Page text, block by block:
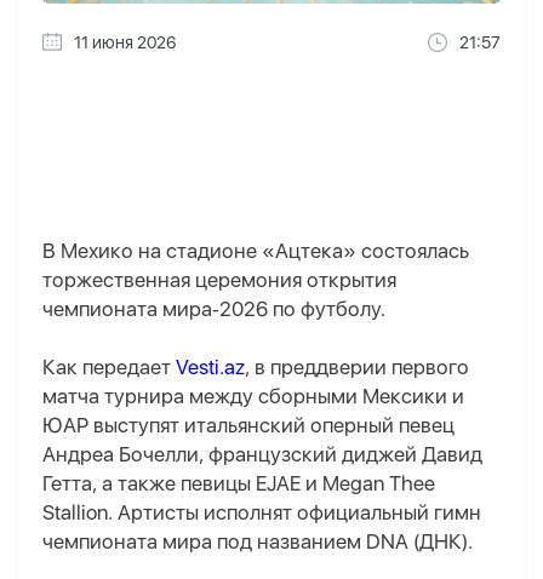
11 июня 2026 21:57
В Мехико на стадионе «Ацтека» состоялась
торжественная церемония открытия
чемпионата мира‑2026 по футболу.
Как передает Vesti.az, в преддверии первого
матча турнира между сборными Мексики и
ЮАР выступят итальянский оперный певец
Андреа Бочелли, французский диджей Давид
Гетта, а также певицы EJAE и Megan Thee
Stallion. Артисты исполнят официальный гимн
чемпионата мира под названием DNA (ДНК).